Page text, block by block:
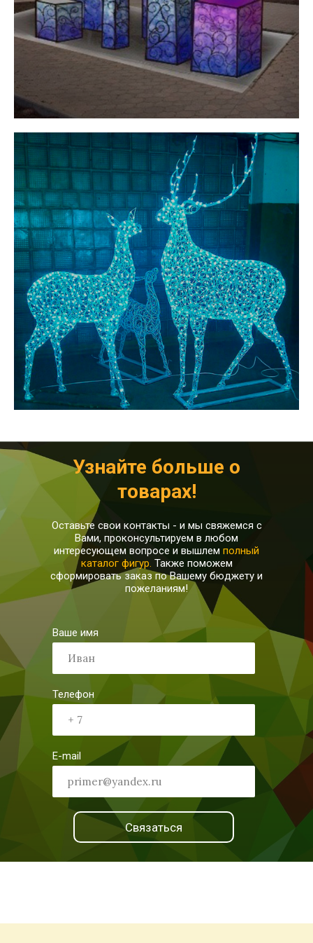
Ваше имя
Телефон
E-mail
Связаться
Узнайте больше о
товарах!
Оставьте свои контакты - и мы свяжемся с
Вами, проконсультируем в любом
интересующем вопросе и вышлем полный
каталог фигур. Также поможем
сформировать заказ по Вашему бюджету и
пожеланиям!